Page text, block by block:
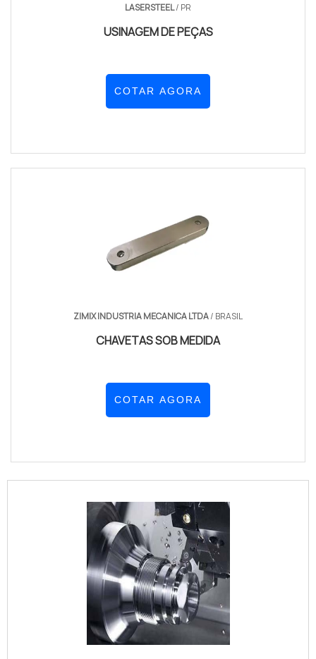
LASERSTEEL/ PR
USINAGEM DE PEÇAS
COTAR AGORA
ZIMIX INDUSTRIA MECANICA LTDA/ BRASIL
CHAVETAS SOB MEDIDA
COTAR AGORA